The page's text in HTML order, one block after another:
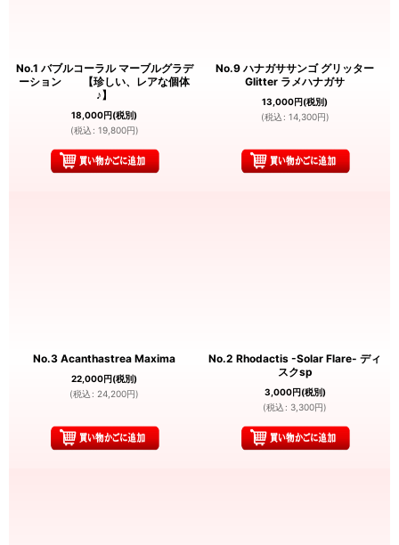
No.1 バブルコーラル マーブルグラデ
ーション 【珍しい、レアな個体
♪】
18,000円(税別)
(税込 : 19,800円)
No.9 ハナガササンゴ グリッター
Glitter ラメハナガサ
13,000円(税別)
(税込 : 14,300円)
No.3 Acanthastrea Maxima
22,000円(税別)
(税込 : 24,200円)
No.2 Rhodactis -Solar Flare- ディ
スクsp
3,000円(税別)
(税込 : 3,300円)